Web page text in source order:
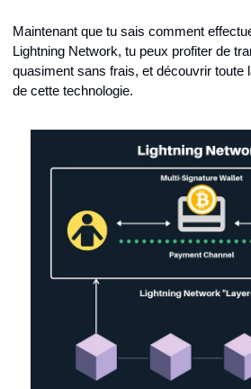
Maintenant que tu sais comment
Lightning Network, tu peux profiter de
quasiment sans frais, et découvrir toute
de cette technologie.